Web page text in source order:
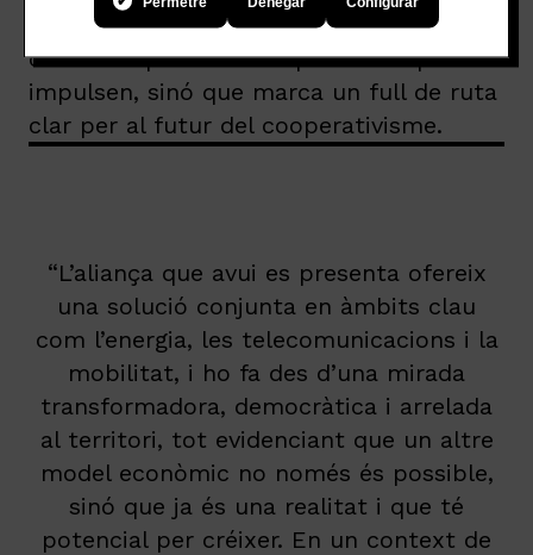
Aquesta aliança no només representa un
cas d’èxit per a les cooperatives que la
impulsen, sinó que marca un full de ruta
clar per al futur del cooperativisme.
“L’aliança que avui es presenta ofereix
una solució conjunta en àmbits clau
com l’energia, les telecomunicacions i la
mobilitat, i ho fa des d’una mirada
transformadora, democràtica i arrelada
al territori, tot evidenciant que un altre
model econòmic no només és possible,
sinó que ja és una realitat i que té
potencial per créixer. En un context de